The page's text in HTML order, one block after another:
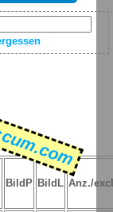
BildP BildL Anz./